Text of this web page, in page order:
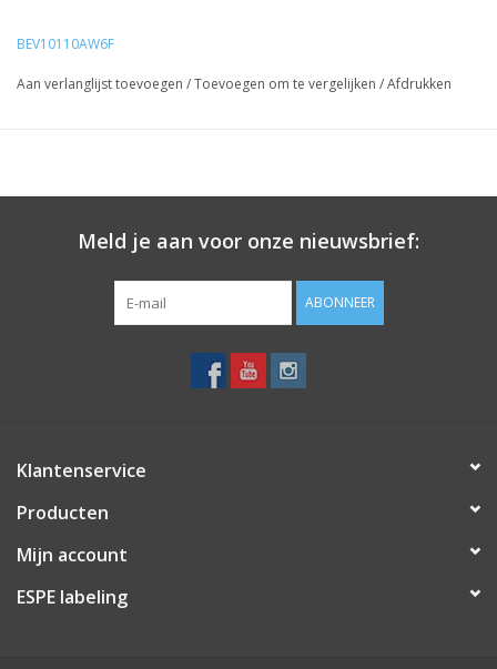
BEV10110AW6F
Aan verlanglijst toevoegen /Toevoegen om te vergelijken /Afdrukken
Meld je aan voor onze nieuwsbrief:
ABONNEER
Klantenservice
Producten
Mijn account
ESPE labeling